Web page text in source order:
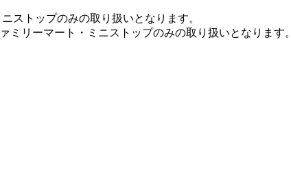
ストップのみの取り扱いとなります。
リーマート・ミニストップのみの取り扱いとなります。